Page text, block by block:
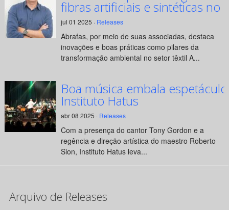
fibras artificiais e sintéticas no
jul 01 2025 · Releases
Abrafas, por meio de suas associadas, destaca
inovações e boas práticas como pilares da
transformação ambiental no setor têxtil A...
Boa música embala
Instituto Hatus
abr 08 2025 · Releases
Com a presença do cantor Tony Gordon e a
regência e direção artística do maestro Roberto
Sion, Instituto Hatus leva...
Arquivo de Releases